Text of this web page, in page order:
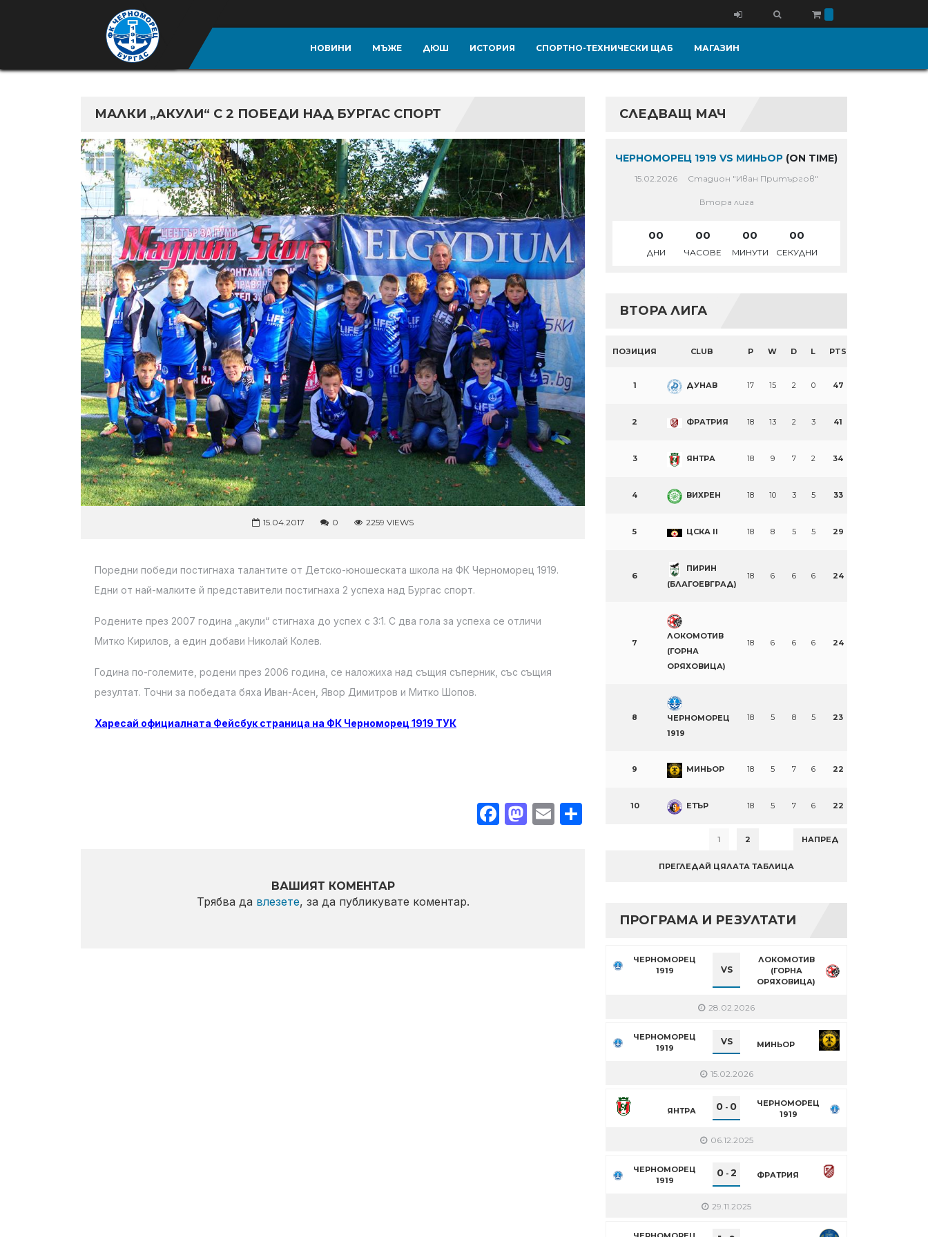
НОВИНИ МЪЖЕ ДЮШ ИСТОРИЯ СПОРТНО-ТЕХНИЧЕСКИ ЩАБ МАГАЗИН
МАЛКИ „АКУЛИ“ С 2 ПОБЕДИ НАД БУРГАС СПОРТ
15.04.2017 0 2259 VIEWS
Поредни победи постигнаха талантите от Детско-юношеската школа на ФК Черноморец 1919.
Едни от най-малките й представители постигнаха 2 успеха над Бургас спорт.
Родените през 2007 година „акули“ стигнаха до успех с 3:1. С два гола за успеха се отличи
Митко Кирилов, а един добави Николай Колев.
Година по-големите, родени през 2006 година, се наложиха над същия съперник, със същия
резултат. Точни за победата бяха Иван-Асен, Явор Димитров и Митко Шопов.
Харесай официалната Фейсбук страница на ФК Черноморец 1919 ТУК
Facebook
Mastodon
EmailShare
ВАШИЯТ КОМЕНТАР
Трябва да влезете, за да публикувате коментар.
СЛЕДВАЩ МАЧ
ЧЕРНОМОРЕЦ 1919 VS МИНЬОР (ON TIME)
15.02.2026 Стадион "Иван Притъргов"
Втора лига
00
ДНИ
00
ЧАСОВЕ
00
МИНУТИ
00
СЕКУДНИ
ВТОРА ЛИГА
ПОЗИЦИЯ CLUB P W D L PTS
1 ДУНАВ 17 15 2 0 47
2 ФРАТРИЯ 18 13 2 3 41
3 ЯНТРА 18 9 7 2 34
4 ВИХРЕН 18 10 3 5 33
5 ЦСКА II 18 8 5 5 29
6
ПИРИН
(БЛАГОЕВГРАД)
18 6 6 6 24
7
ЛОКОМОТИВ
(ГОРНА
ОРЯХОВИЦА)
18 6 6 6 24
8
ЧЕРНОМОРЕЦ
1919
18 5 8 5 23
9 МИНЬОР 18 5 7 6 22
10 ЕТЪР 18 5 7 6 22
1 2 НАПРЕД
ПРЕГЛЕДАЙ ЦЯЛАТА ТАБЛИЦА
ПРОГРАМА И РЕЗУЛТАТИ
ЧЕРНОМОРЕЦ
1919
VS
ЛОКОМОТИВ
(ГОРНА
ОРЯХОВИЦА)
28.02.2026
ЧЕРНОМОРЕЦ
1919
VS МИНЬОР
15.02.2026
ЯНТРА 0 - 0
ЧЕРНОМОРЕЦ
1919
06.12.2025
ЧЕРНОМОРЕЦ
1919
0- 2 ФРАТРИЯ
29.11.2025